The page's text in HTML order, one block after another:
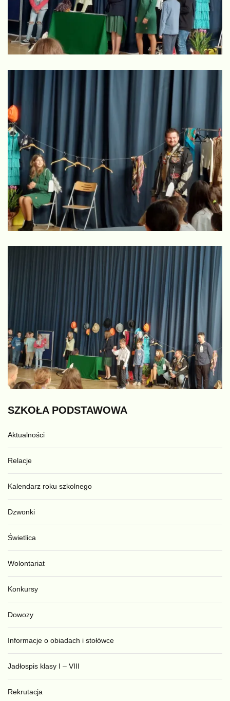
SZKOŁA PODSTAWOWA
Aktualności
Relacje
Kalendarz roku szkolnego
Dzwonki
Świetlica
Wolontariat
Konkursy
Dowozy
Informacje o obiadach i stołówce
Jadłospis klasy I – VIII
Rekrutacja